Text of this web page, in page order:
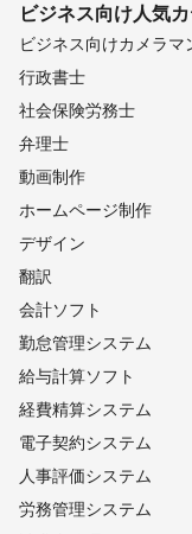
ビジネス向け人気
ビジネス向けカメラマ
行政書士
社会保険労務士
弁理士
動画制作
ホームページ制作
デザイン
翻訳
会計ソフト
勤怠管理システム
給与計算ソフト
経費精算システム
電子契約システム
人事評価システム
労務管理システム